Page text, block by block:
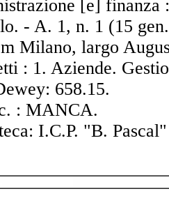
[e] finanza
- A. 1, n. 1 (15
Milano, largo
: 1. Aziende.
658.15.
: MANCA.
I.C.P. "B. Pascal"